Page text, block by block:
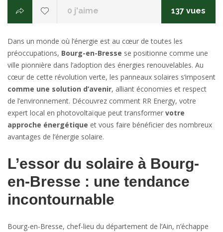
0 j'aime 137 vues
Dans un monde où l’énergie est au cœur de toutes les
préoccupations, Bourg-en-Bresse se positionne comme une
ville pionnière dans l’adoption des énergies renouvelables. Au
cœur de cette révolution verte, les panneaux solaires s’imposent
comme une solution d’avenir, alliant économies et respect
de l’environnement. Découvrez comment RR Energy, votre
expert local en photovoltaïque peut transformer votre
approche énergétique et vous faire bénéficier des nombreux
avantages de l’énergie solaire.
L’essor du solaire à Bourg-
en-Bresse : une tendance
incontournable
Bourg-en-Bresse, chef-lieu du département de l’Ain, n’échappe